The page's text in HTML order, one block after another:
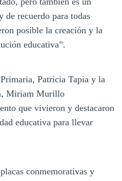
de recuerdo para todas
posible la creación y la
educativa”.
Patricia Tapia y la
Miriam Murillo
que vivieron y destacaron
educativa para llevar
conmemorativas y